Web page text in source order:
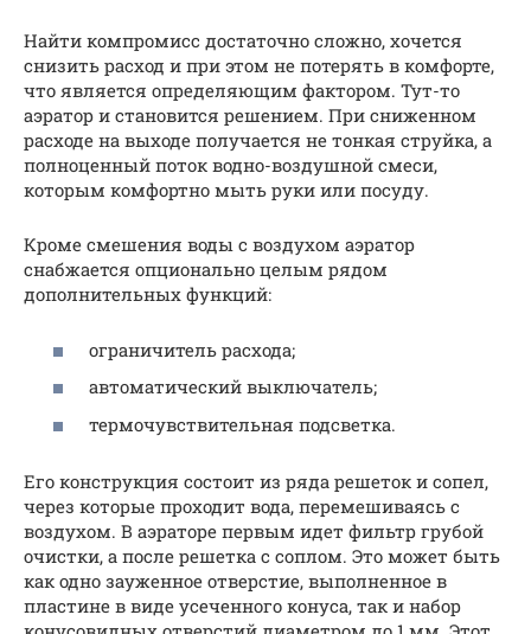
Найти компромисс достаточно сложно, хочется
снизить расход и при этом не потерять в комфорте,
что является определяющим фактором. Тут-то
аэратор и становится решением. При сниженном
расходе на выходе получается не тонкая струйка, а
полноценный поток водно-воздушной смеси,
которым комфортно мыть руки или посуду.
Кроме смешения воды с воздухом аэратор
снабжается опционально целым рядом
дополнительных функций:
ограничитель расхода;
автоматический выключатель;
термочувствительная подсветка.
Его конструкция состоит из ряда решеток и сопел,
через которые проходит вода, перемешиваясь с
воздухом. В аэраторе первым идет фильтр грубой
очистки, а после решетка с соплом. Это может быть
как одно зауженное отверстие, выполненное в
пластине в виде усеченного конуса, так и набор